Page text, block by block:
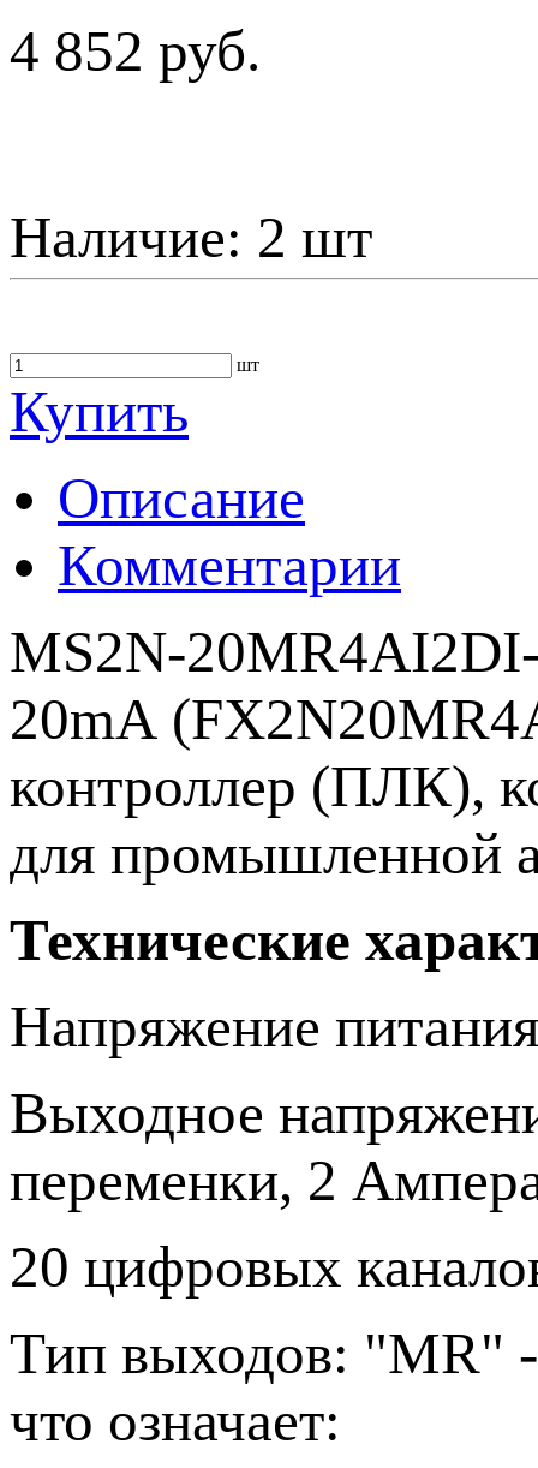
4 852 руб.
Наличие: 2 шт
шт
Купить
Описание
Комментарии
MS2N-
20mA
контроллер (ПЛК),
для промышленной
Технические
Напряжение
Выходное
переменки, 2
20 цифровых
Тип выходов: "MR"
что означает: